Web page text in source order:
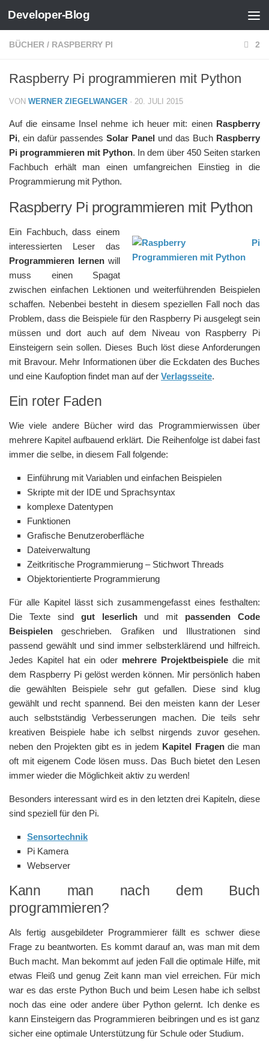
Zum Inhalt springen
Developer-Blog
BÜCHER / RASPBERRY PI 2
Raspberry Pi programmieren mit Python
VON WERNER ZIEGELWANGER · 20. JULI 2015
Auf die einsame Insel nehme ich heuer mit: einen Raspberry
Pi, ein dafür passendes Solar Panel und das Buch Raspberry
Pi programmieren mit Python. In dem über 450 Seiten starken
Fachbuch erhält man einen umfangreichen Einstieg in die
Programmierung mit Python.
Raspberry Pi programmieren mit Python
Ein Fachbuch, dass einem
interessierten Leser das
Programmieren lernen will
muss einen Spagat
zwischen einfachen Lektionen und weiterführenden Beispielen
schaffen. Nebenbei besteht in diesem speziellen Fall noch das
Problem, dass die Beispiele für den Raspberry Pi ausgelegt sein
müssen und dort auch auf dem Niveau von Raspberry Pi
Einsteigern sein sollen. Dieses Buch löst diese Anforderungen
mit Bravour. Mehr Informationen über die Eckdaten des Buches
und eine Kaufoption findet man auf der Verlagsseite.
Ein roter Faden
Wie viele andere Bücher wird das Programmierwissen über
mehrere Kapitel aufbauend erklärt. Die Reihenfolge ist dabei fast
immer die selbe, in diesem Fall folgende:
Einführung mit Variablen und einfachen Beispielen
Skripte mit der IDE und Sprachsyntax
komplexe Datentypen
Funktionen
Grafische Benutzeroberfläche
Dateiverwaltung
Zeitkritische Programmierung – Stichwort Threads
Objektorientierte Programmierung
Für alle Kapitel lässt sich zusammengefasst eines festhalten:
Die Texte sind gut leserlichund mit passenden Code
Beispielen geschrieben. Grafiken und Illustrationen sind
passend gewählt und sind immer selbsterklärend und hilfreich.
Jedes Kapitel hat ein oder mehrere Projektbeispieledie mit
dem Raspberry Pi gelöst werden können. Mir persönlich haben
die gewählten Beispiele sehr gut gefallen. Diese sind klug
gewählt und recht spannend. Bei den meisten kann der Leser
auch selbstständig Verbesserungen machen. Die teils sehr
kreativen Beispiele habe ich selbst nirgends zuvor gesehen.
neben den Projekten gibt es in jedem Kapitel Fragendie man
oft mit eigenem Code lösen muss. Das Buch bietet den Lesen
immer wieder die Möglichkeit aktiv zu werden!
Besonders interessant wird es in den letzten drei Kapiteln, diese
sind speziell für den Pi.
Sensortechnik
Pi Kamera
Webserver
Kann man nach dem Buch
programmieren?
Als fertig ausgebildeter Programmierer fällt es schwer diese
Frage zu beantworten. Es kommt darauf an, was man mit dem
Buch macht. Man bekommt auf jeden Fall die optimale Hilfe, mit
etwas Fleiß und genug Zeit kann man viel erreichen. Für mich
war es das erste Python Buch und beim Lesen habe ich selbst
noch das eine oder andere über Python gelernt. Ich denke es
kann Einsteigern das Programmieren beibringen und es ist ganz
sicher eine optimale Unterstützung für Schule oder Studium.